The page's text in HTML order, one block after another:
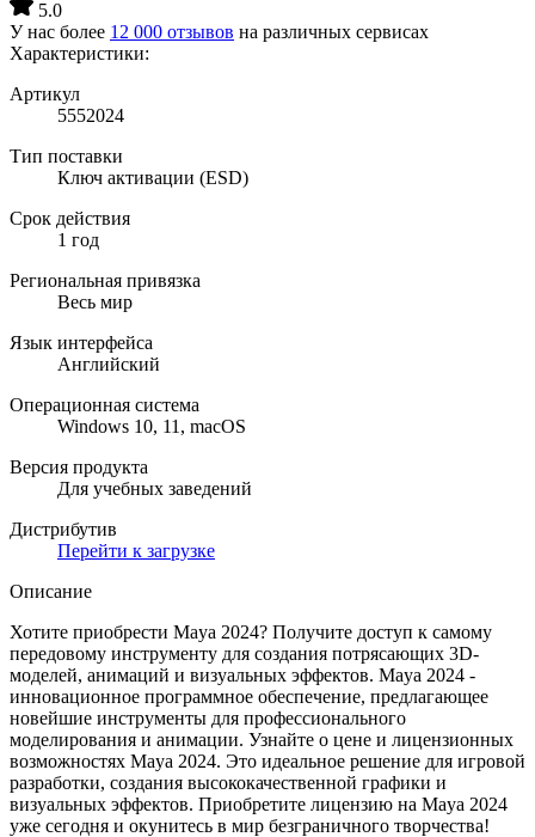
5.0
У нас более 12 000 отзывов на различных сервисах
Характеристики:
Артикул
5552024
Тип поставки
Ключ активации (ESD)
Срок действия
1 год
Региональная привязка
Весь мир
Язык интерфейса
Английский
Операционная система
Windows 10, 11, macOS
Версия продукта
Для учебных заведений
Дистрибутив
Перейти к загрузке
Описание
Хотите приобрести Maya 2024? Получите доступ к самому
передовому инструменту для создания потрясающих 3D-
моделей, анимаций и визуальных эффектов. Maya 2024 -
инновационное программное обеспечение, предлагающее
новейшие инструменты для профессионального
моделирования и анимации. Узнайте о цене и лицензионных
возможностях Maya 2024. Это идеальное решение для игровой
разработки, создания высококачественной графики и
визуальных эффектов. Приобретите лицензию на Maya 2024
уже сегодня и окунитесь в мир безграничного творчества!